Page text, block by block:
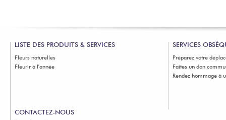
LISTE DES PRODUITS & SERVICES
Fleurs naturelles
Fleurir à l'année
SERVICES
Préparez votre
Faites un don
Rendez hommage à
CONTACTEZ-NOUS